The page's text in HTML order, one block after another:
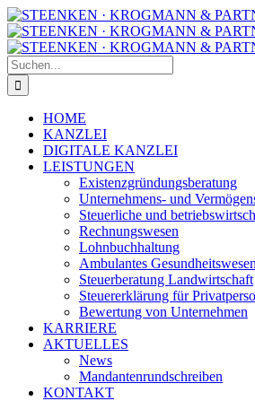
Zum
Inhalt
springen
Facebook
Instagram
Suche
nach:
HOME
KANZLEI
DIGITALE KANZLEI
LEISTUNGEN
Existenzgründungsberatung
Unternehmens- und
Steuerliche und
Rechnungswesen
Lohnbuchhaltung
Ambulantes Gesundheitswesen
Steuerberatung Landwirtschaft
Steuererklärung für
Bewertung von Unternehmen
KARRIERE
AKTUELLES
News
Mandantenrundschreiben
KONTAKT